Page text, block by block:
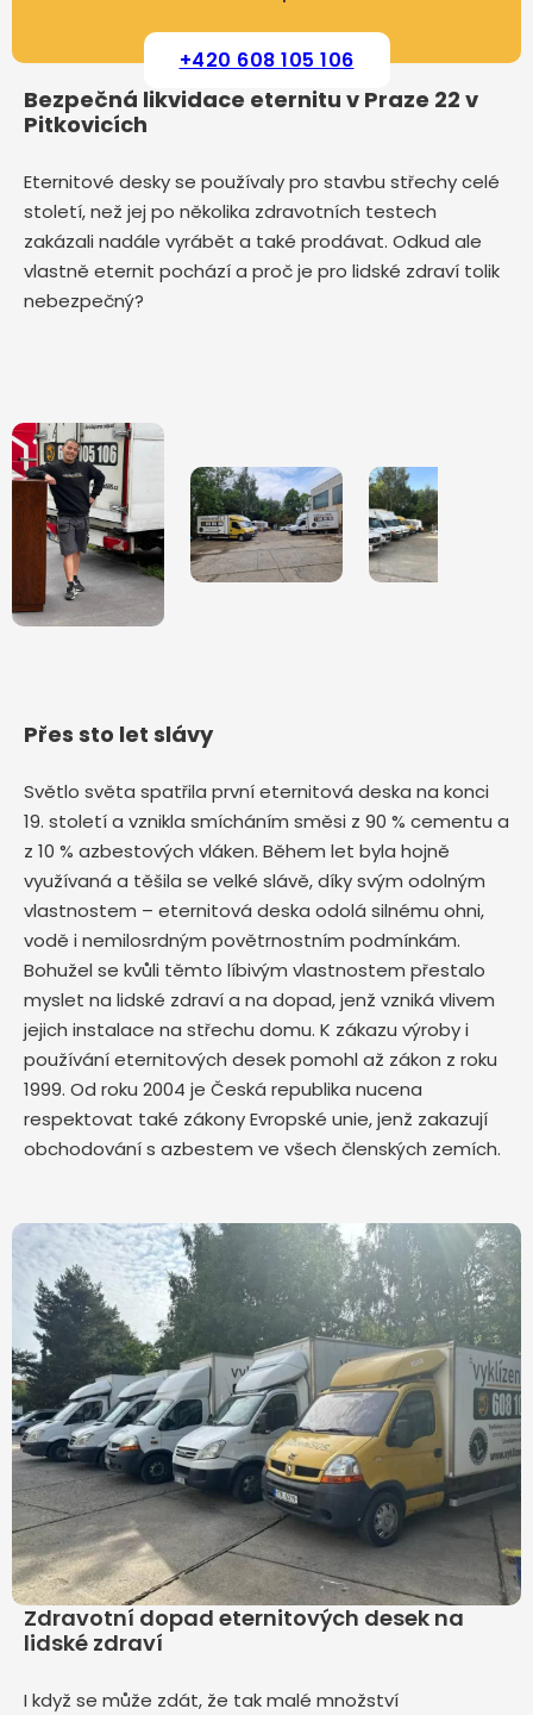
+420 608 105 106
Bezpečná likvidace eternitu v Praze 22 v
Pitkovicích
Eternitové desky se používaly pro stavbu střechy celé
století, než jej po několika zdravotních testech
zakázali nadále vyrábět a také prodávat. Odkud ale
vlastně eternit pochází a proč je pro lidské zdraví tolik
nebezpečný?
Přes sto let slávy
Světlo světa spatřila první eternitová deska na konci
19. století a vznikla smícháním směsi z 90 % cementu a
z 10 % azbestových vláken. Během let byla hojně
využívaná a těšila se velké slávě, díky svým odolným
vlastnostem – eternitová deska odolá silnému ohni,
vodě i nemilosrdným povětrnostním podmínkám.
Bohužel se kvůli těmto líbivým vlastnostem přestalo
myslet na lidské zdraví a na dopad, jenž vzniká vlivem
jejich instalace na střechu domu. K zákazu výroby i
používání eternitových desek pomohl až zákon z roku
1999. Od roku 2004 je Česká republika nucena
respektovat také zákony Evropské unie, jenž zakazují
obchodování s azbestem ve všech členských zemích.
Zdravotní dopad eternitových desek na
lidské zdraví
I když se může zdát, že tak malé množství